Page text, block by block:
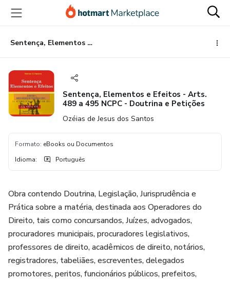
para
conteúdo
principal
para
pagamento
para
rodapé
Sentença, Elementos e Efeitos - Arts. 489 a 495 NCPC - Doutrina e Petições
Sentença, Elementos e Efeitos - Arts.
489 a 495 NCPC - Doutrina e Petições
Ozéias de Jesus dos Santos
Formato: eBooks ou Documentos
Idioma: Português
Obra contendo Doutrina, Legislação, Jurisprudência e
Prática sobre a matéria, destinada aos Operadores do
Direito, tais como concursandos, Juízes, advogados,
procuradores municipais, procuradores legislativos,
professores de direito, acadêmicos de direito, notários,
registradores, tabeliães, escreventes, delegados
promotores, peritos, funcionários públicos, prefeitos,